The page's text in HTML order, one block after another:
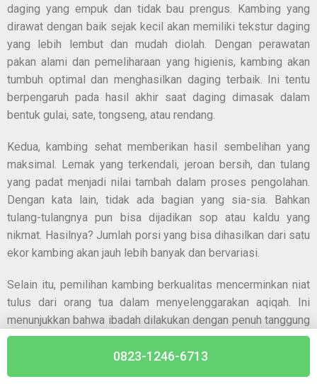
daging yang empuk dan tidak bau prengus. Kambing yang
dirawat dengan baik sejak kecil akan memiliki tekstur daging
yang lebih lembut dan mudah diolah. Dengan perawatan
pakan alami dan pemeliharaan yang higienis, kambing akan
tumbuh optimal dan menghasilkan daging terbaik. Ini tentu
berpengaruh pada hasil akhir saat daging dimasak dalam
bentuk gulai, sate, tongseng, atau rendang.
Kedua, kambing sehat memberikan hasil sembelihan yang
maksimal. Lemak yang terkendali, jeroan bersih, dan tulang
yang padat menjadi nilai tambah dalam proses pengolahan.
Dengan kata lain, tidak ada bagian yang sia-sia. Bahkan
tulang-tulangnya pun bisa dijadikan sop atau kaldu yang
nikmat. Hasilnya? Jumlah porsi yang bisa dihasilkan dari satu
ekor kambing akan jauh lebih banyak dan bervariasi.
Selain itu, pemilihan kambing berkualitas mencerminkan niat
tulus dari orang tua dalam menyelenggarakan aqiqah. Ini
menunjukkan bahwa ibadah dilakukan dengan penuh tanggung
jawab, bukan sekadar formalitas. Maka dari itu, jangan tergiur
hanya dengan harga murah. Pilih kambing yang benar-benar
layak, agar keberkahan dari aqiqah benar-benar terasa.
0823-1246-6713